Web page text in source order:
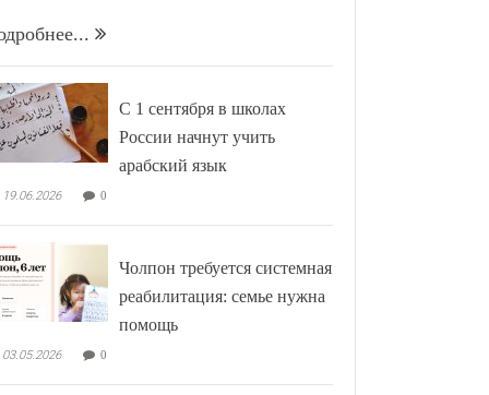
С 1 сентября в школах
России начнут учить
арабский язык
19.06.2026 0
Чолпон требуется системная
реабилитация: семье нужна
помощь
03.05.2026 0